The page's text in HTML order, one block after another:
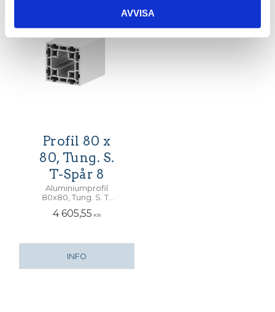
AVVISA
Profil 80 x
80, Tung. S.
T-Spår 8
Aluminiumprofil
80x80, Tung. S. T-
för M12 skruv
4 605,55 KR
INFO